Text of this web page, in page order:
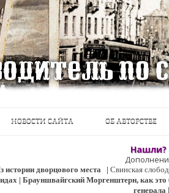
НОВОСТИ САЙТА ОБ АВТОРСТВЕ
Нашли?
истории дворцового места | Свинская
| Брауншвайгский Моргенштерн, как
генерала